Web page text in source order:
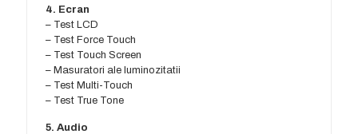
4. Ecran
– Test LCD
– Test Force Touch
– Test Touch Screen
– Masuratori ale luminozitatii
– Test Multi-Touch
– Test True Tone
5. Audio